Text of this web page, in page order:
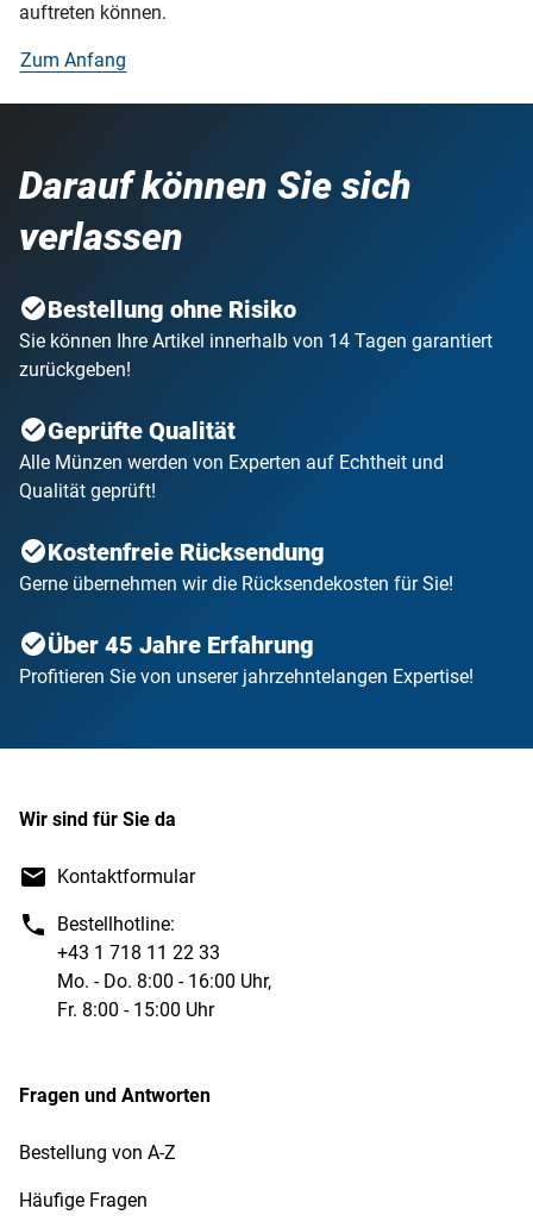
auftreten können.
Zum Anfang
Darauf können Sie sich
verlassen
Bestellung ohne Risiko
Sie können Ihre Artikel innerhalb von 14 Tagen garantiert
zurückgeben!
Geprüfte Qualität
Alle Münzen werden von Experten auf Echtheit und
Qualität geprüft!
Kostenfreie Rücksendung
Gerne übernehmen wir die Rücksendekosten für Sie!
Über 45 Jahre Erfahrung
Profitieren Sie von unserer jahrzehntelangen Expertise!
Wir sind für Sie da
Kontaktformular
Bestellhotline:
+43 1 718 11 22 33
Mo. - Do. 8:00 - 16:00 Uhr,
Fr. 8:00 - 15:00 Uhr
Fragen und Antworten
Bestellung von A-Z
Häufige Fragen